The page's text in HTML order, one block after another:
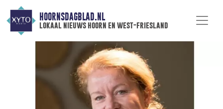
HOORNSDAGBLAD.NL
lokaal nieuws hoorn en west-friesland